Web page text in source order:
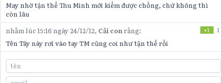
May nhờ tận thế Thu Minh mới kiếm được chồng, chứ không thì
còn lâu
nhằm lúc 15:16 ngày 24/12/12, Cải conrằng: +1 1
Tên Tây này rơi vào tay TM cũng coi như tận thế rồi